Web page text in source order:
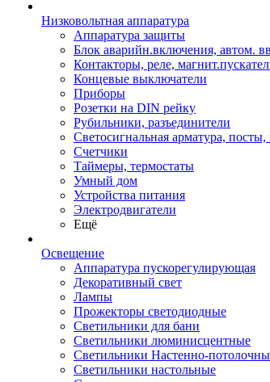
Низковольтная аппаратура
Аппаратура защиты
Блок аварийн.включения, автом.
Контакторы, реле,
Концевые выключатели
Приборы
Розетки на DIN рейку
Рубильники, разъединители
Светосигнальная арматура,
Счетчики
Таймеры, термостаты
Умный дом
Устройства питания
Электродвигатели
Ещё
Освещение
Аппаратура пускорегулирующая
Декоративный свет
Лампы
Прожекторы светодиодные
Светильники для бани
Светильники люминисцентные
Светильники Настенно-
Светильники настольные